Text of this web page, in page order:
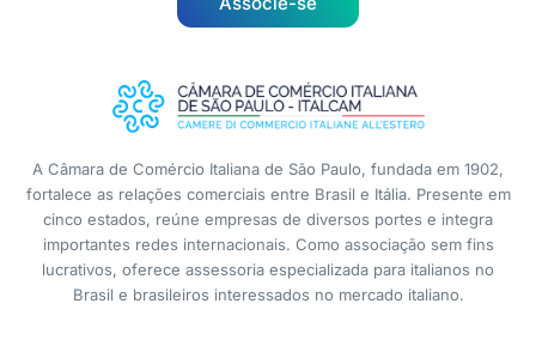
A Câmara de Comércio Italiana de São Paulo, fundada em 1902,
fortalece as relações comerciais entre Brasil e Itália. Presente em
cinco estados, reúne empresas de diversos portes e integra
importantes redes internacionais. Como associação sem fins
lucrativos, oferece assessoria especializada para italianos no
Brasil e brasileiros interessados no mercado italiano.